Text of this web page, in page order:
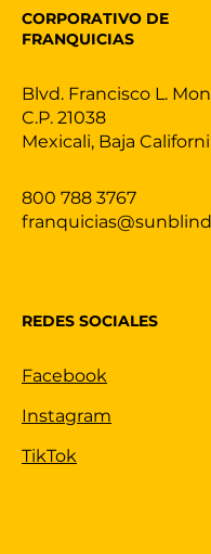
800 788 3767
Blvd. Francisco L.
C.P. 21038
Mexicali, Baja
CORPORATIVO DE
FRANQUICIAS
REDES SOCIALES
Facebook
Instagram
TikTok